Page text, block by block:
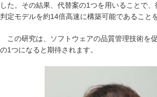
した。その結果、代替案の1つを用いることで
判定モデルを約14倍高速に構築可能であること
この研究は、ソフトウェアの品質管理技術を
の1つになると期待されます。